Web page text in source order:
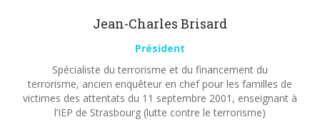
Jean-Charles Brisard
Président
Spécialiste du terrorisme et du financement du
terrorisme, ancien enquêteur en chef pour les familles de
victimes des attentats du 11 septembre 2001, enseignant à
l’IEP de Strasbourg (lutte contre le terrorisme)